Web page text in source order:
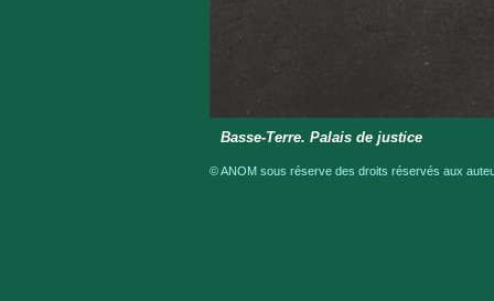
Basse-Terre. Palais de justice
© ANOM sous réserve des droits réservés aux